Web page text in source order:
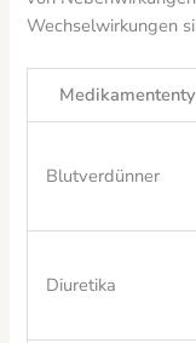
Wechselwirkungen
Blutverdünner
Diuretika